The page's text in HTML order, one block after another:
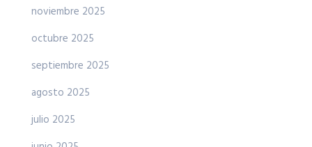
noviembre 2025
octubre 2025
septiembre 2025
agosto 2025
julio 2025